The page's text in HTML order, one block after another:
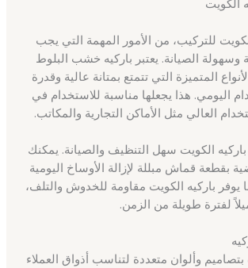
للتركيب، من الأمور المهمة التي يجب
وسهولة الصيانة. يعتبر باركيه خشب البلوط
المتميزة التي تتمتع بمتانة عالية وقدرة
اليومي. هذا يجعلها مناسبة للاستخدام في
العالي مثل الأماكن التجارية والمكاتب.
الكويت سهل التنظيف والصيانة. يمكنك
بقطعة قماش مبللة لإزالة الأوساخ اليومية
يوفر باركيه الكويت مقاومة للخدوش والتلف،
لفترة طويلة من الزمن.
بتصاميم وألوان متعددة لتناسب أذواق العملاء